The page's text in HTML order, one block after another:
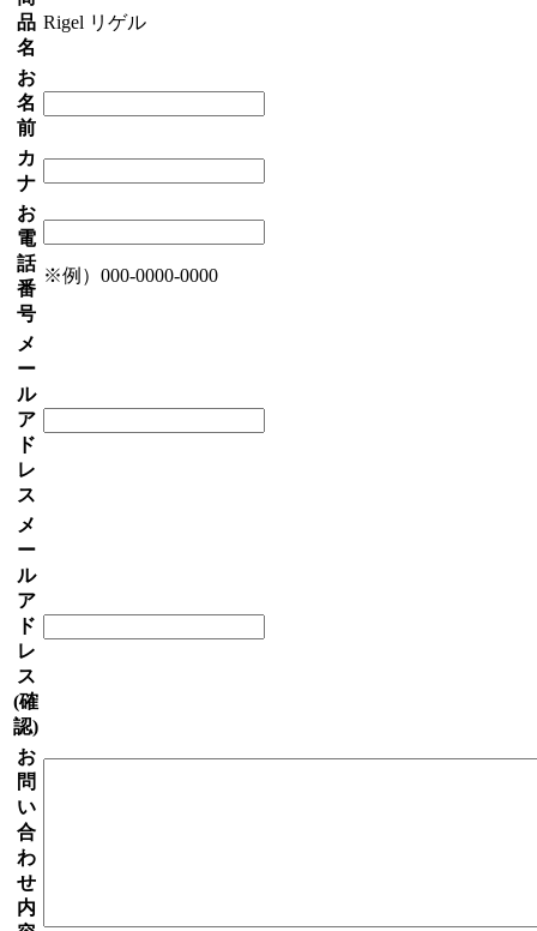
品
名
Rigel リゲル
お
名
前
カ
ナ
お
電
話
番
号
※例）000-0000-0000
メ
ー
ル
ア
ド
レ
ス
メ
ー
ル
ア
ド
レ
ス
(確
認)
お
問
い
合
わ
せ
内